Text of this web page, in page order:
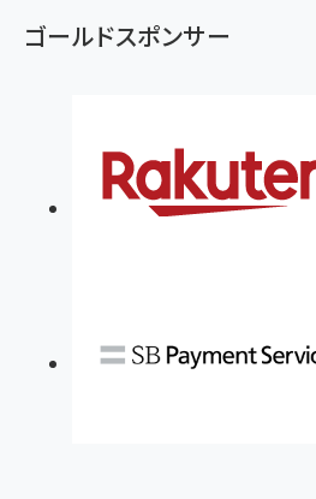
ゴールドスポンサー